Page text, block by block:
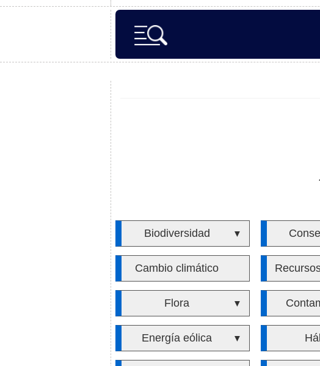
Biodiversidad ▼
Cambio climático
Flora ▼
Energía eólica ▼